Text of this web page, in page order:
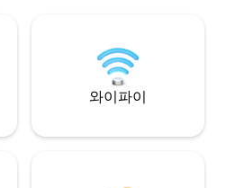
와이파이